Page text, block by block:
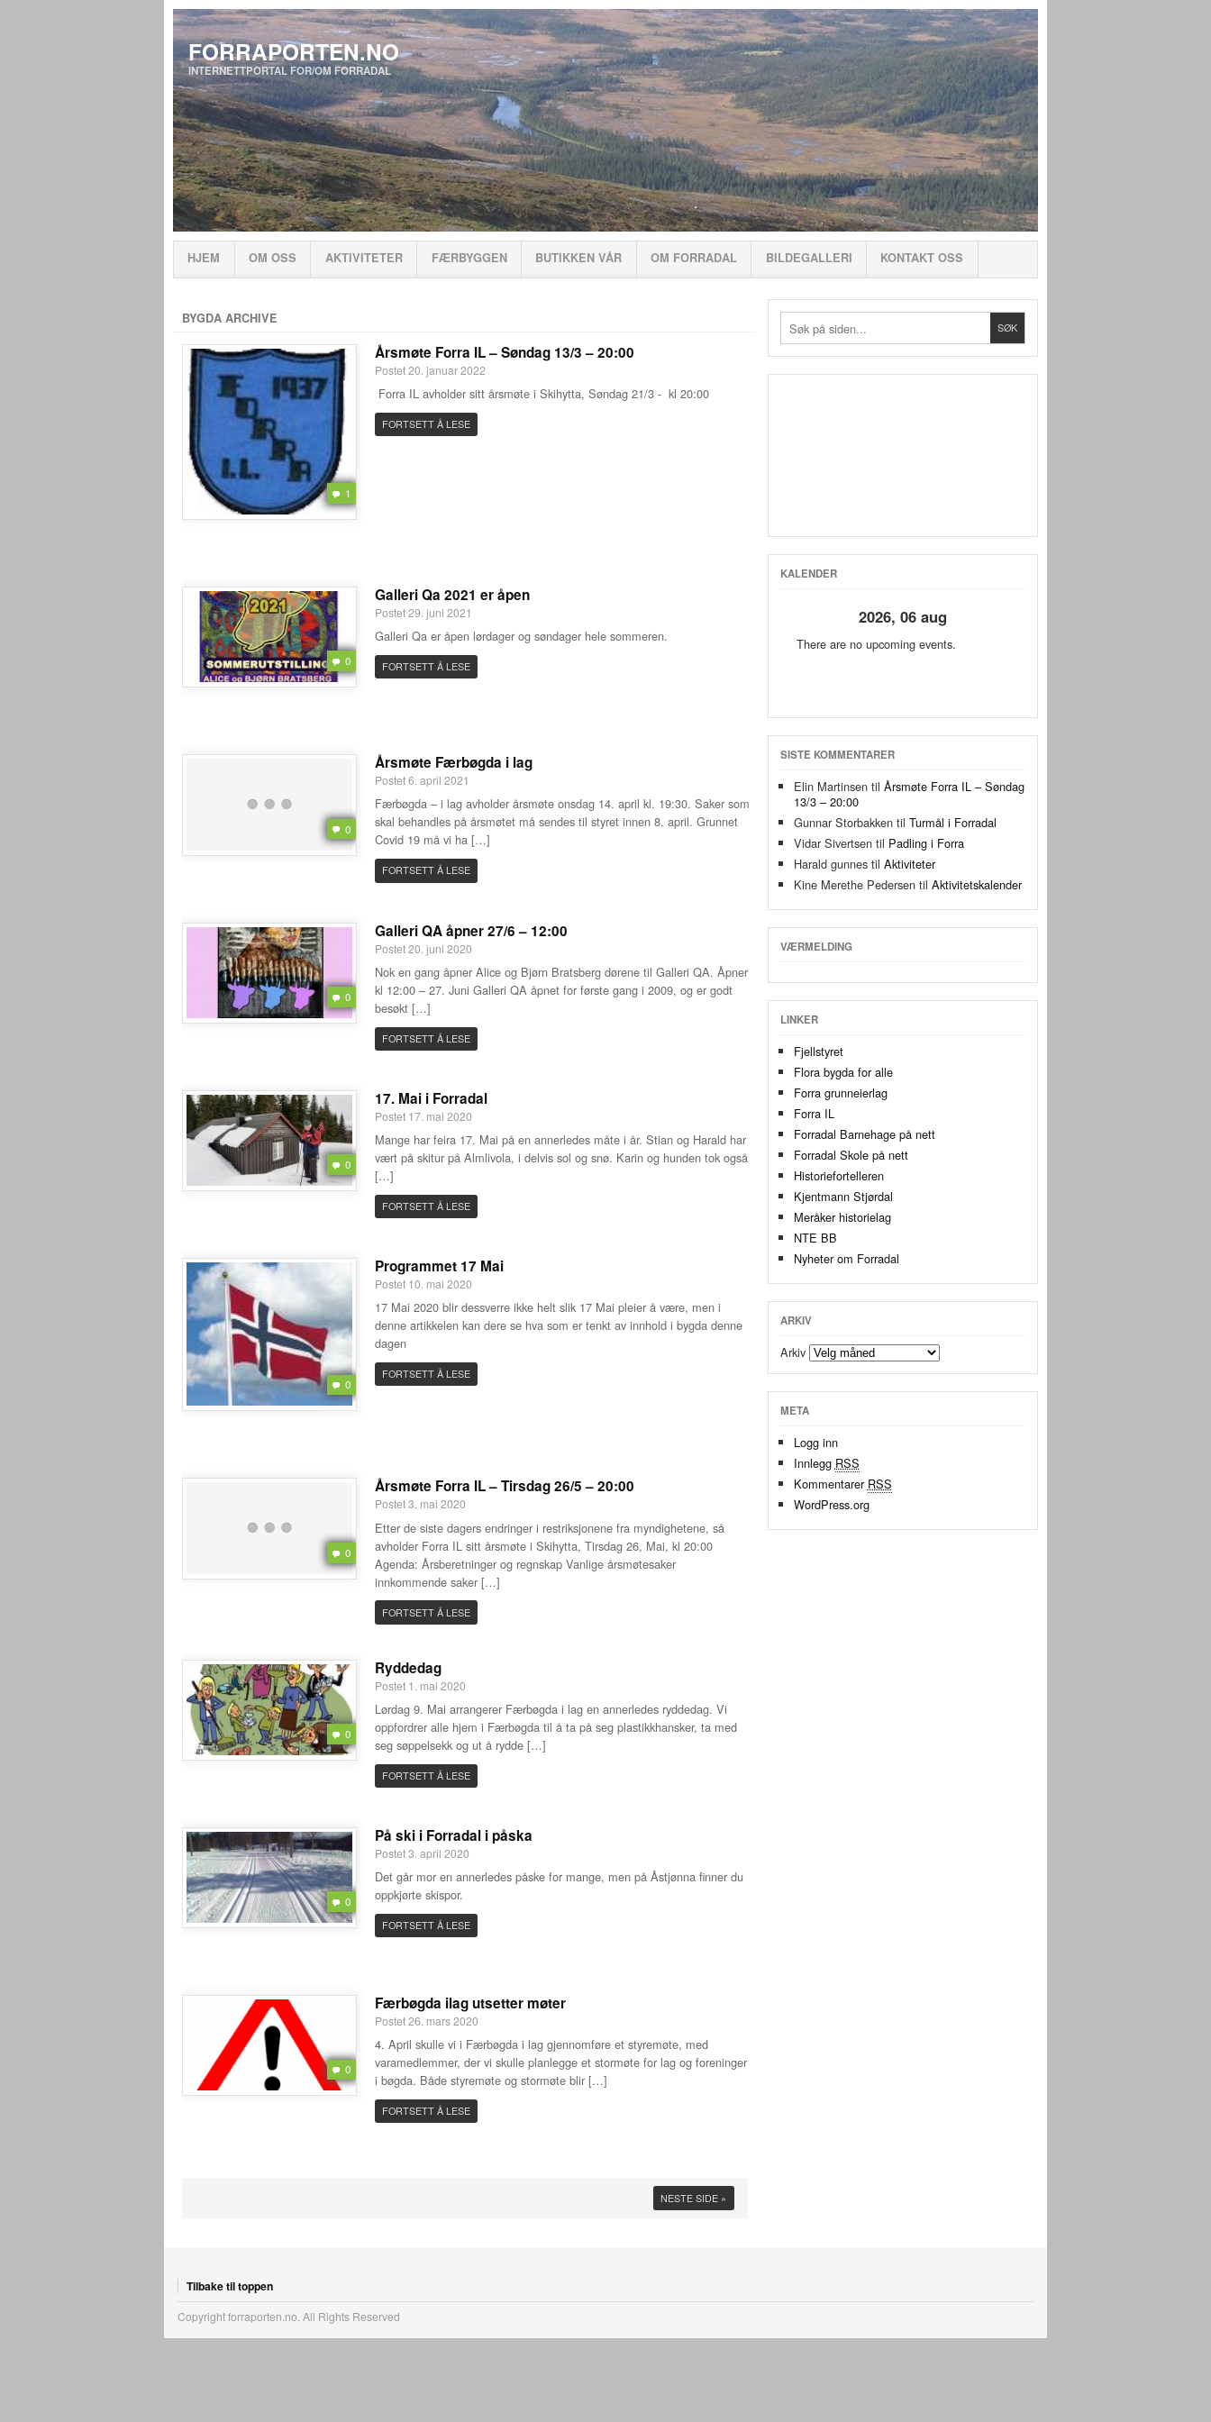
FORRAPORTEN.NO
INTERNETTPORTAL FOR/OM FORRADAL
HJEM OM OSS AKTIVITETER FÆRBYGGEN BUTIKKEN VÅR OM FORRADAL BILDEGALLERI KONTAKT OSS
BYGDA ARCHIVE
1
Årsmøte Forra IL – Søndag 13/3 – 20:00
Postet 20. januar 2022
Forra IL avholder sitt årsmøte i Skihytta, Søndag 21/3 - kl 20:00
FORTSETT Å LESE
0
Galleri Qa 2021 er åpen
Postet 29. juni 2021
Galleri Qa er åpen lørdager og søndager hele sommeren.
FORTSETT Å LESE
0
Årsmøte Færbøgda i lag
Postet 6. april 2021
Færbøgda – i lag avholder årsmøte onsdag 14. april kl. 19:30. Saker som
skal behandles på årsmøtet må sendes til styret innen 8. april. Grunnet
Covid 19 må vi ha […]
FORTSETT Å LESE
0
Galleri QA åpner 27/6 – 12:00
Postet 20. juni 2020
Nok en gang åpner Alice og Bjørn Bratsberg dørene til Galleri QA. Åpner
kl 12:00 – 27. Juni Galleri QA åpnet for første gang i 2009, og er godt
besøkt […]
FORTSETT Å LESE
0
17. Mai i Forradal
Postet 17. mai 2020
Mange har feira 17. Mai på en annerledes måte i år. Stian og Harald har
vært på skitur på Almlivola, i delvis sol og snø. Karin og hunden tok også
[…]
FORTSETT Å LESE
0
Programmet 17 Mai
Postet 10. mai 2020
17 Mai 2020 blir dessverre ikke helt slik 17 Mai pleier å være, men i
denne artikkelen kan dere se hva som er tenkt av innhold i bygda denne
dagen
FORTSETT Å LESE
0
Årsmøte Forra IL – Tirsdag 26/5 – 20:00
Postet 3. mai 2020
Etter de siste dagers endringer i restriksjonene fra myndighetene, så
avholder Forra IL sitt årsmøte i Skihytta, Tirsdag 26, Mai, kl 20:00
Agenda: Årsberetninger og regnskap Vanlige årsmøtesaker
innkommende saker […]
FORTSETT Å LESE
0
Ryddedag
Postet 1. mai 2020
Lørdag 9. Mai arrangerer Færbøgda i lag en annerledes ryddedag. Vi
oppfordrer alle hjem i Færbøgda til å ta på seg plastikkhansker, ta med
seg søppelsekk og ut å rydde […]
FORTSETT Å LESE
0
På ski i Forradal i påska
Postet 3. april 2020
Det går mor en annerledes påske for mange, men på Åstjønna finner du
oppkjørte skispor.
FORTSETT Å LESE
0
Færbøgda ilag utsetter møter
Postet 26. mars 2020
4. April skulle vi i Færbøgda i lag gjennomføre et styremøte, med
varamedlemmer, der vi skulle planlegge et stormøte for lag og foreninger
i bøgda. Både styremøte og stormøte blir […]
FORTSETT Å LESE
NESTE SIDE »
KALENDER
2026, 06 aug
There are no upcoming events.
SISTE KOMMENTARER
Elin Martinsentil Årsmøte Forra IL – Søndag
13/3 – 20:00
Gunnar Storbakkentil Turmål i Forradal
Vidar Sivertsentil Padling i Forra
Harald gunnestil Aktiviteter
Kine Merethe Pedersentil Aktivitetskalender
VÆRMELDING
LINKER
Fjellstyret
Flora bygda for alle
Forra grunneierlag
Forra IL
Forradal Barnehage på nett
Forradal Skole på nett
Historiefortelleren
Kjentmann Stjørdal
Meråker historielag
NTE BB
Nyheter om Forradal
ARKIV
Arkiv
META
Logg inn
Innlegg RSS
Kommentarer RSS
WordPress.org
Tilbake til toppen
Copyright forraporten.no. All Rights Reserved